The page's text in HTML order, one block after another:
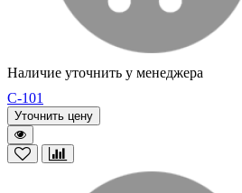
Наличие уточнить у менеджера
C-101
Уточнить цену